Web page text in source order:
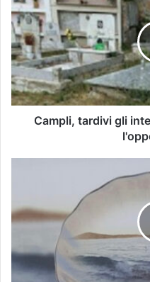
Campli, tardivi gli